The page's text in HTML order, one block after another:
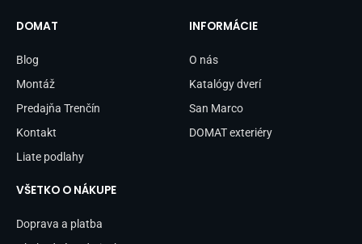
b
o
k
-
DOMAT
Blog
Montáž
Predajňa Trenčín
Kontakt
Liate podlahy
INFORMÁCIE
O nás
Katalógy dverí
San Marco
DOMAT exteriéry
VŠETKO O NÁKUPE
Doprava a platba